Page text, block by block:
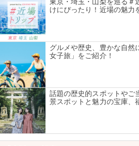
東京・埼玉・山梨を巡る＃
けにぴったり！近場の魅力
グルメや歴史、豊かな自然
女子旅」をご紹介！
話題の歴史的スポットやご
景スポットと魅力の宝庫、